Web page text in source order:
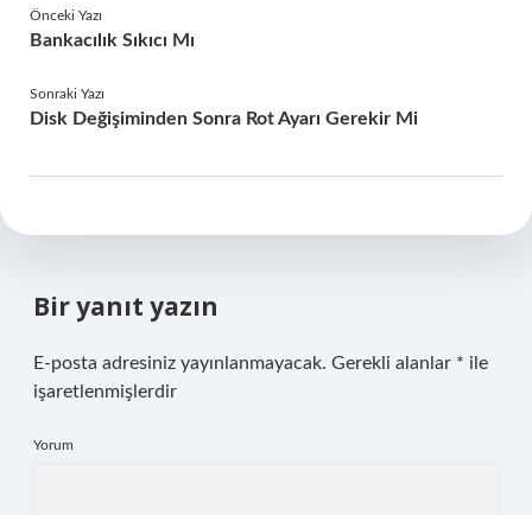
Önceki Yazı
Bankacılık Sıkıcı Mı
Sonraki Yazı
Disk Değişiminden Sonra Rot Ayarı Gerekir Mi
Bir yanıt yazın
E-posta adresiniz yayınlanmayacak. Gerekli alanlar * ile
işaretlenmişlerdir
Yorum